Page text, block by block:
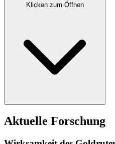
Klicken zum Öffnen
Aktuelle Forschung